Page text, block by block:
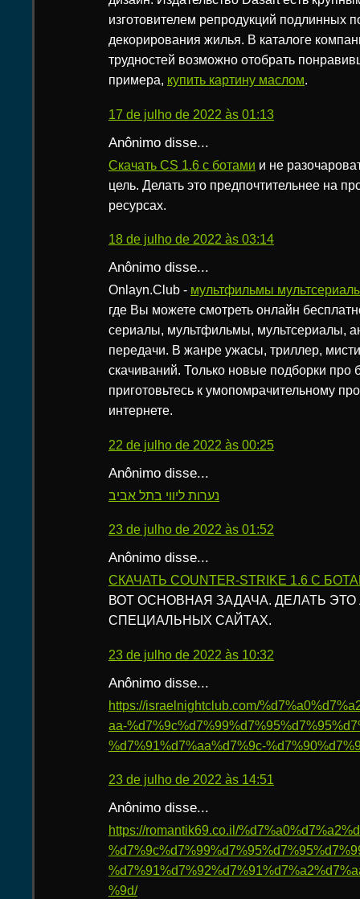
изготовителем репродукций подлинных
декорирования жилья. В каталоге
трудностей возможно отобрать
примера, купить картину маслом.
17 de julho de 2022 às 01:13
Anônimo disse...
Скачать CS 1.6 c ботами и не
цель. Делать это предпочтительнее на
ресурсах.
18 de julho de 2022 às 03:14
Anônimo disse...
Onlayn.Club - мультфильмы
где Вы можете смотреть онлайн
сериалы, мультфильмы, мультсериалы,
передачи. В жанре ужасы, триллер,
скачиваний. Только новые подборки про
приготовьтесь к умопомрачительному
интернете.
22 de julho de 2022 às 00:25
Anônimo disse...
נערות ליווי בתל אביב
23 de julho de 2022 às 01:52
Anônimo disse...
СКАЧАТЬ COUNTER-STRIKE 1.6 C
ВОТ ОСНОВНАЯ ЗАДАЧА. ДЕЛАТЬ
СПЕЦИАЛЬНЫХ САЙТАХ.
23 de julho de 2022 às 10:32
Anônimo disse...
https://israelnightclub.com/
aa-
%d7%91%d7%aa%d7%9c-
23 de julho de 2022 às 14:51
Anônimo disse...
https://romantik69.co.il/
%9d/